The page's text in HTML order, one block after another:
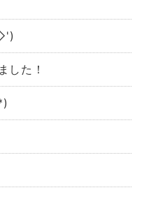
ゞ
した！